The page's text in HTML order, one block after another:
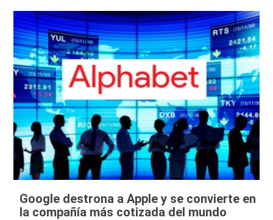
Google destrona a Apple y se convierte en
la compañía más cotizada del mundo